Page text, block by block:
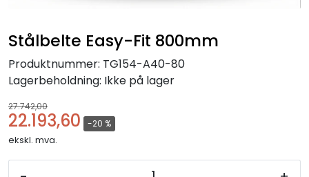
Stålbelte Easy-Fit 800mm
Produktnummer: TG154-A40-80
Lagerbeholdning: Ikke på lager
27.742,00
22.193,60 -20 %
ekskl. mva.